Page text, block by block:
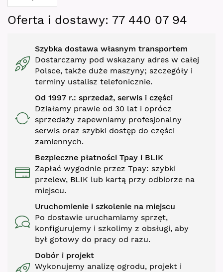
Oferta i dostawy: 77 440 07 94
Szybka dostawa własnym transportem
Dostarczamy pod wskazany adres w całej
Polsce, także duże maszyny; szczegóły i
terminy ustalisz telefonicznie.
Od 1997 r.: sprzedaż, serwis i części
Działamy prawie od 30 lat i oprócz
sprzedaży zapewniamy profesjonalny
serwis oraz szybki dostęp do części
zamiennych.
Bezpieczne płatności Tpay i BLIK
Zapłać wygodnie przez Tpay: szybki
przelew, BLIK lub kartą przy odbiorze na
miejscu.
Uruchomienie i szkolenie na miejscu
Po dostawie uruchamiamy sprzęt,
konfigurujemy i szkolimy z obsługi, aby
był gotowy do pracy od razu.
Dobór i projekt
Wykonujemy analizę ogrodu, projekt i